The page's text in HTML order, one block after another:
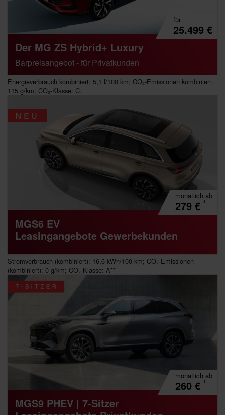
für
25.499 €
Der MG ZS Hybrid+ Luxury
Barpreisangebot - für Privatkunden
Energieverbrauch kombiniert: 5,1 l/100 km; CO₂-Emissionen kombiniert:
115 g/km; CO₂-Klasse: C.
monatlich ab
279 € ¹
MGS6 EV
Leasingangebote Gewerbekunden
Stromverbrauch (kombiniert): 16,6 kWh/100 km; CO₂-Emissionen
(kombiniert): 0 g/km; CO₂-Klasse: A**
monatlich ab
260 € ¹
MGS9 PHEV | 7-Sitzer